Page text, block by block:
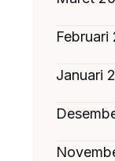
Februari
Januari